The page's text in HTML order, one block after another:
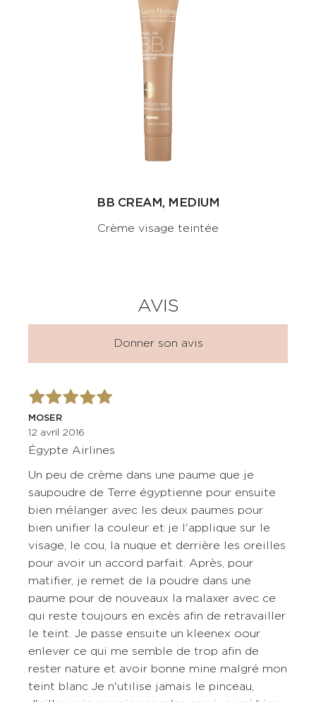
BB CREAM, MEDIUM
Crème visage teintée
AVIS
Donner son avis
MOSER
12 avril 2016
Égypte Airlines
Un peu de crème dans une paume que je
saupoudre de Terre égyptienne pour ensuite
bien mélanger avec les deux paumes pour
bien unifier la couleur et je l'applique sur le
visage, le cou, la nuque et derrière les oreilles
pour avoir un accord parfait. Après, pour
matifier, je remet de la poudre dans une
paume pour de nouveaux la malaxer avec ce
qui reste toujours en excès afin de retravailler
le teint. Je passe ensuite un kleenex oour
enlever ce qui me semble de trop afin de
rester nature et avoir bonne mine malgré mon
teint blanc Je n'utilise jamais le pinceau,